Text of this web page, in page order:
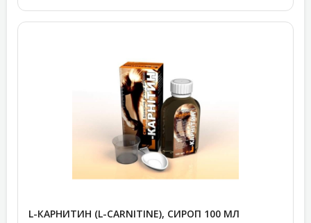
L-КАРНИТИН (L-CARNITINE), СИРОП 100 МЛ